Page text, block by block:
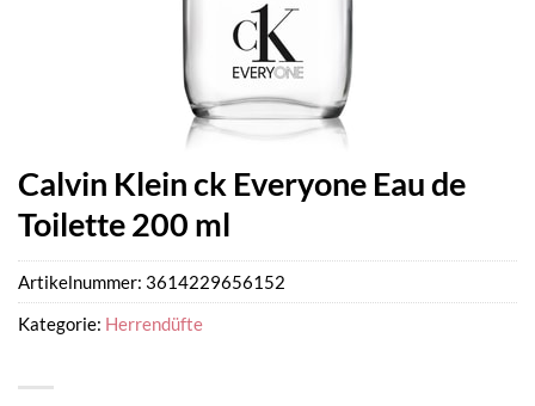
Calvin Klein ck Everyone Eau de
Toilette 200 ml
Artikelnummer: 3614229656152
Kategorie: Herrendüfte